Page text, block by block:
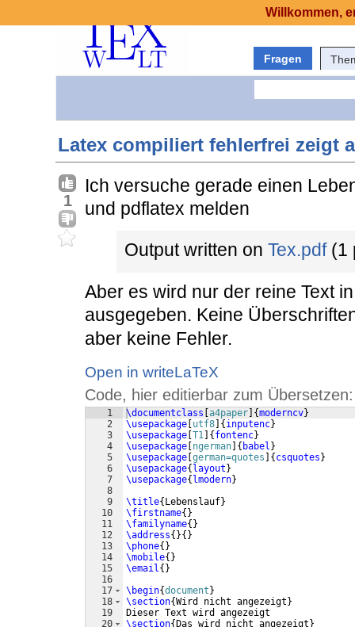
Fragen
Latex compiliert fehlerfrei zeigt
1
Ich versuche gerade einen
und pdflatex melden
Output written on Tex.pdf(1
Aber es wird nur der reine Text
ausgegeben. Keine
aber keine Fehler.
Open in writeLaTeX
Code, hier editierbar zum Übersetzen:
1
2
3
4
5
6
7
8
9
10
11
12
13
14
15
16
17
18
19
20
\documentclass a4paper {moderncv}
\usepackage utf8 { inputenc}
\usepackage T1 { fontenc}
\usepackage ngerman { babel }
\usepackage german=quotes { csquotes }
\usepackage{ layout }
\usepackage{ lmodern}
\title{ Lebenslauf}
\firstname{ }
\familyname{ }
\address{ }{ }
\phone{ }
\mobile{ }
\email{ }
\begin{document }
\section{Wird nicht angezeigt }
Dieser Text wird angezeigt
\section{ Das wird nicht angezeigt }
Willkommen,